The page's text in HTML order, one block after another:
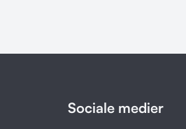
Sociale medier